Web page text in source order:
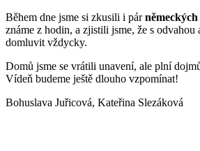
Během dne jsme si zkusili i pár
známe z hodin, a zjistili jsme, že s odvahou
domluvit vždycky.
Domů jsme se vrátili unavení, ale plní
Vídeň budeme ještě dlouho vzpomínat!
Bohuslava Juřicová, Kateřina Slezáková